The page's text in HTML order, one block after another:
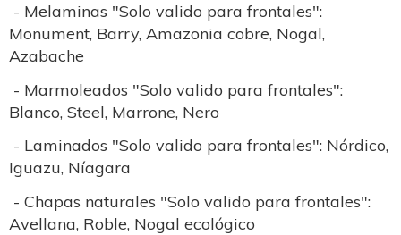
- Melaminas "Solo valido para frontales":
Monument, Barry, Amazonia cobre, Nogal,
Azabache
- Marmoleados "Solo valido para frontales":
Blanco, Steel, Marrone, Nero
- Laminados "Solo valido para frontales": Nórdico,
Iguazu, Níagara
- Chapas naturales "Solo valido para frontales":
Avellana, Roble, Nogal ecológico